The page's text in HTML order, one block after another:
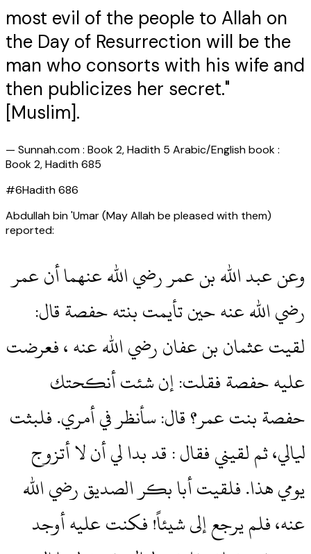
most evil of the people to Allah on
the Day of Resurrection will be the
man who consorts with his wife and
then publicizes her secret."
[Muslim].
— Sunnah.com : Book 2, Hadith 5 Arabic/English book :
Book 2, Hadith 685
#6Hadith686
Abdullah bin 'Umar (May Allah be pleased with them)
reported:
وعن عبد الله بن عمر رضي الله عنهما أن عمر
رضي الله عنه حين تأيمت بنته حفصة قال‏:‏
لقيت عثمان بن عفان رضي الله عنه ، فعرضت
عليه حفصة فقلت‏:‏ إن شئت أنكحتك
حفصة بنت عمر‏؟‏ قال‏:‏ سأنظر في أمري‏.‏ فلبثت
ليالي، ثم لقيني فقال ‎‏:‏ قد بدا لي أن لا أتزوج
يومي هذا‏.‏ فلقيت أبا بكر الصديق رضي الله
عنه، فلم يرجع إلى شيئاً‏!‏ فكنت عليه أوجد